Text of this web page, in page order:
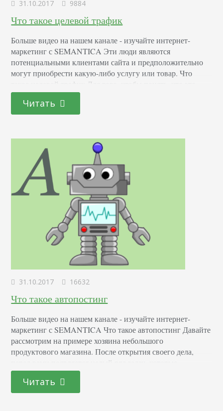
31.10.2017 9884
Что такое целевой трафик
Больше видео на нашем канале - изучайте интернет-
маркетинг с SEMANTICA Эти люди являются
потенциальными клиентами сайта и предположительно
могут приобрести какую-либо услугу или товар. Что
такое целевой трафик Для того, чтобы понять, что это
такое, давайте рассмотрим пример на магазине,
специализирующемся на продаже детских колясок
премиум класса. Первое, что необходимо сделать,
позиций…
Читать
31.10.2017 16632
Что такое автопостинг
Больше видео на нашем канале - изучайте интернет-
маркетинг с SEMANTICA Что такое автопостинг Давайте
рассмотрим на примере хозяина небольшого
продуктового магазина. После открытия своего дела,
перед вами появляется целый ряд задач, которые
необходимо делать ежедневно: обслуживание клиентов,
закупка товаров, поиск поставщиков и многое другое.
Естественно справиться со всем этим своими силами не
Читать